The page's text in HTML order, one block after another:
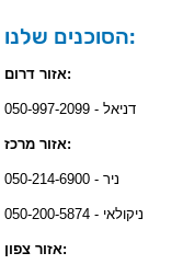
הסוכנים שלנו:
אזור דרום:
דניאל - 050-997-2099
אזור מרכז:
ניר - 050-214-6900
ניקולאי - 050-200-5874
אזור צפון: